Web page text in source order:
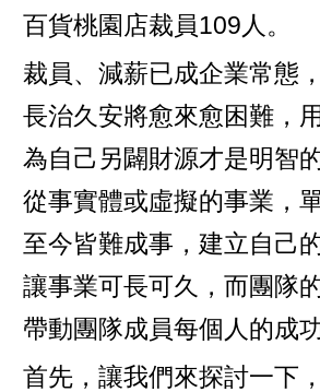
百貨桃園店裁員109人。
裁員、減薪已成企業常態
長治久安將愈來愈困難，
為自己另闢財源才是明智
從事實體或虛擬的事業，
至今皆難成事，建立自己
讓事業可長可久，而團隊
帶動團隊成員每個人的成功
首先，讓我們來探討一下